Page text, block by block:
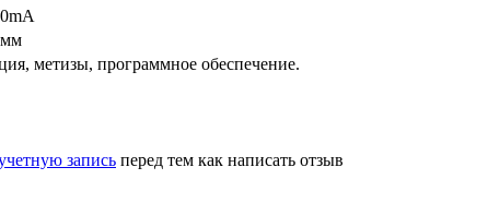
мм
метизы, программное обеспечение.
запись перед тем как написать отзыв